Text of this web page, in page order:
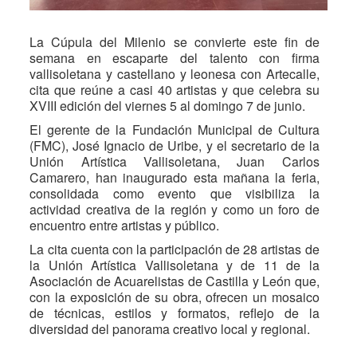
La Cúpula del Milenio se convierte este fin de
semana en escaparte del talento con firma
vallisoletana y castellano y leonesa con Artecalle,
cita que reúne a casi 40 artistas y que celebra su
XVIII edición del viernes 5 al domingo 7 de junio.
El gerente de la Fundación Municipal de Cultura
(FMC), José Ignacio de Uribe, y el secretario de la
Unión Artística Vallisoletana, Juan Carlos
Camarero, han inaugurado esta mañana la feria,
consolidada como evento que visibiliza la
actividad creativa de la región y como un foro de
encuentro entre artistas y público.
La cita cuenta con la participación de 28 artistas de
la Unión Artística Vallisoletana y de 11 de la
Asociación de Acuarelistas de Castilla y León que,
con la exposición de su obra, ofrecen un mosaico
de técnicas, estilos y formatos, reflejo de la
diversidad del panorama creativo local y regional.